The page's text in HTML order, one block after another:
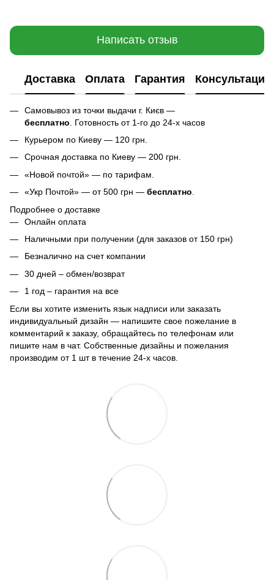
Написать отзыв
Доставка Оплата Гарантия Консультация
Самовывоз из точки выдачи г. Києв —
бесплатно . Готовность от 1-го до 24-х часов
Курьером по Киеву — 120 грн.
Срочная доставка по Киеву — 200 грн.
«Новой почтой» — по тарифам.
«Укр Почтой» — от 500 грн — бесплатно
Подробнее о доставке
Онлайн оплата
Наличными при получении (для заказов от 150 грн)
Безналично на счет компании
30 дней – обмен/возврат
1 год – гарантия на все
Если вы хотите изменить язык надписи или заказать
индивидуальный дизайн — напишите свое пожелание в
комментарий к заказу, обращайтесь по телефонам или
пишите нам в чат. Собственные дизайны и пожелания
производим от 1 шт в течение 24-х часов.